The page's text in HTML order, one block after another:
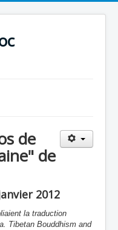
de
de
2012
la traduction
Tibetan Bouddhism and